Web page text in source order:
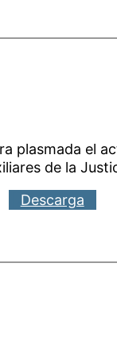
plasmada el
de la
Descarga